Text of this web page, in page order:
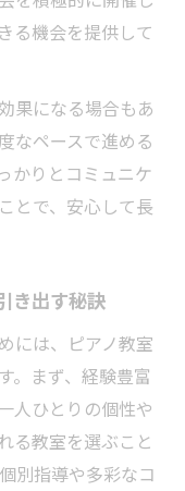
る機会を提供して
果になる場合もあ
なペースで進める
かりとコミュニケ
とで、安心して長
き出す秘訣
には、ピアノ教室
。まず、経験豊富
人ひとりの個性や
る教室を選ぶこと
別指導や多彩なコ